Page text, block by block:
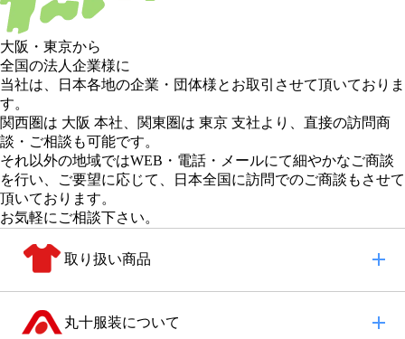
大阪 ・ 東京から
全国の法人企業様に
当社は、日本各地の企業・団体様とお取引させて頂いておりま
す。
関西圏は 大阪 本社
関東圏は 東京 支社より、直接の訪問商
談・ご相談も可能です。
それ以外の地域ではWEB・電話・メールにて細やかなご商談
を行い、
ご要望に応じて、日本全国に訪問でのご商談もさせて
頂いております。
お気軽にご相談下さい。
取り扱い商品
丸十服装について